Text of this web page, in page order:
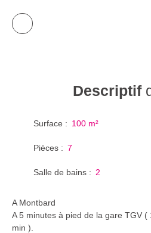
Descriptif
Surface : 100 m²
Pièces : 7
Salle de bains : 2
A Montbard
A 5 minutes à pied de la gare TGV
min ).